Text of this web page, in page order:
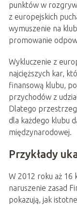
punktów w
z europejskich
wymuszenie na
promowanie
Wykluczenie z
najcięższych kar,
finansową klubu,
przychodów z
Dlatego
dla każdego klubu
międzynarodowej.
Przykłady
W 2012 roku aż 16
naruszenie zasad
pokazują, jak